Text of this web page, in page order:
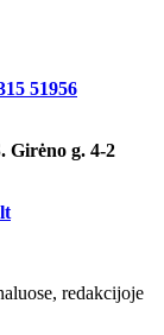
51956
Girėno g. 4-2
redakcijoje